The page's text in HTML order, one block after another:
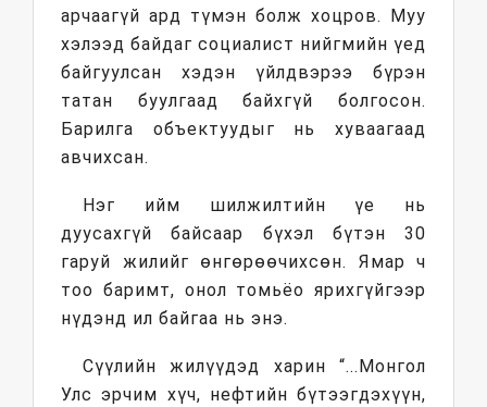
арчаагүй ард түмэн болж хоцров. Муу
хэлээд байдаг социалист нийгмийн үед
байгуулсан хэдэн үйлдвэрээ бүрэн
татан буулгаад байхгүй болгосон.
Барилга объектуудыг нь хуваагаад
авчихсан.
Нэг ийм шилжилтийн үе нь
дуусахгүй байсаар бүхэл бүтэн 30
гаруй жилийг өнгөрөөчихсөн. Ямар ч
тоо баримт, онол томьёо ярихгүйгээр
нүдэнд ил байгаа нь энэ.
Сүүлийн жилүүдэд харин “...Монгол
Улс эрчим хүч, нефтийн бүтээгдэхүүн,